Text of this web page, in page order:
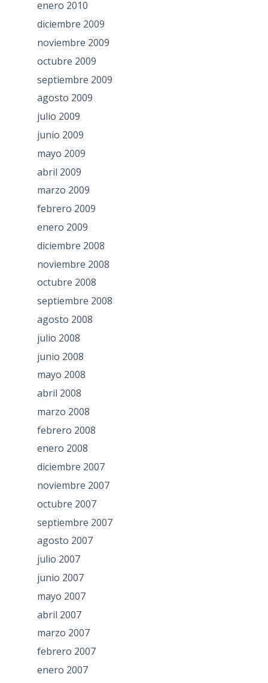
enero 2010
diciembre 2009
noviembre 2009
octubre 2009
septiembre 2009
agosto 2009
julio 2009
junio 2009
mayo 2009
abril 2009
marzo 2009
febrero 2009
enero 2009
diciembre 2008
noviembre 2008
octubre 2008
septiembre 2008
agosto 2008
julio 2008
junio 2008
mayo 2008
abril 2008
marzo 2008
febrero 2008
enero 2008
diciembre 2007
noviembre 2007
octubre 2007
septiembre 2007
agosto 2007
julio 2007
junio 2007
mayo 2007
abril 2007
marzo 2007
febrero 2007
enero 2007